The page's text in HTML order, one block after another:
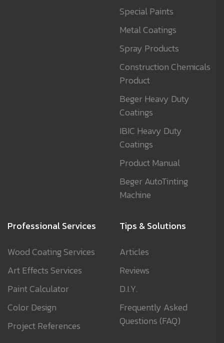
Special Paints
Metal Coatings
Spray Products
Construction Chemicals
Product
Beger Heavy Duty
Coatings
IBIC Heavy Duty
Coatings
Product Manual
Beger AutoTinting
Machine
Professional Services
Wood Coating Services
Art Effects Services
Paint Calculator
Color Design
Project References
Tips & Solutions
Articles
Reviews
D.I.Y.
Frequently Asked
Questions (FAQ)